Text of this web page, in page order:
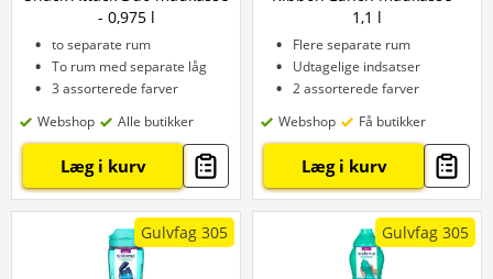
- 0,975 l
to separate rum
To rum med separate låg
3 assorterede farver
Webshop
Alle butikker
Læg i kurv
1,1 l
Flere separate rum
Udtagelige indsatser
2 assorterede farver
Webshop
Få butikker
Læg i kurv
Gulvfag 305 Gulvfag 305